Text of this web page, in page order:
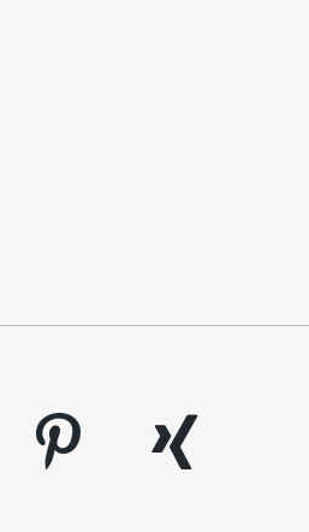
pinterest
xing